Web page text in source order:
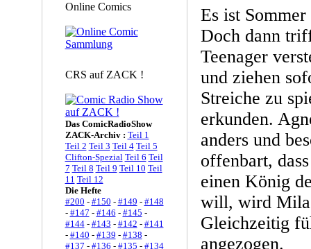
Online Comics
CRS auf ZACK !
Das ComicRadioShow
ZACK-Archiv : Teil 1
Teil 2 Teil 3 Teil 4 Teil 5
Clifton-Spezial Teil 6 Teil
7 Teil 8 Teil 9 Teil 10 Teil
11 Teil 12
Die Hefte
#200 - #150 - #149 - #148
- #147 - #146 - #145 -
#144- #143 - #142 - #141
- #140 - #139 - #138 -
#137 - #136 - #135 - #134
Es ist
Doch dann
Teenager
und ziehen
Streiche zu
erkunden.
anders und
offenbart,
einen König
will, wird Mila
Gleichzeitig
angezogen.